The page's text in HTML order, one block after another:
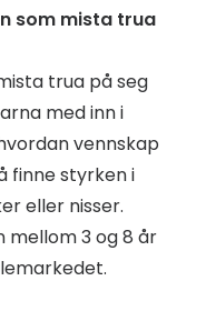
som mista trua
trua på seg
med inn i
vennskap
finne styrken i
eller nisser.
mellom 3 og 8 år